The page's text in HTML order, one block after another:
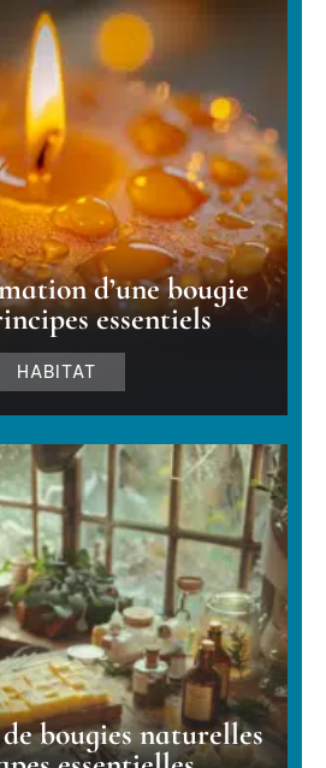
d’une bougie
essentiels
HABITAT
bougies naturelles